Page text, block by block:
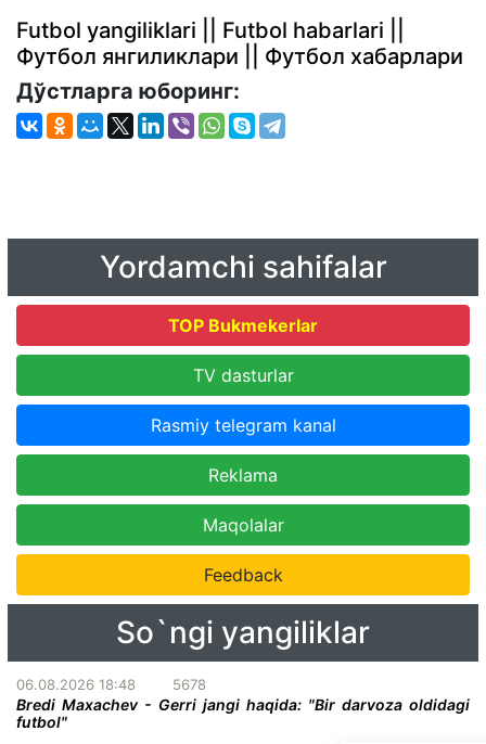
Futbol yangiliklari || Futbol habarlari ||
Футбол янгиликлари || Футбол хабарлари
Дўстларга юборинг:
Yordamchi sahifalar
TOP Bukmekerlar
TV dasturlar
Rasmiy telegram kanal
Reklama
Maqolalar
Feedback
So`ngi yangiliklar
06.08.2026 18:48 5678
Bredi Maxachev - Gerri jangi haqida: "Bir darvoza oldidagi
futbol"